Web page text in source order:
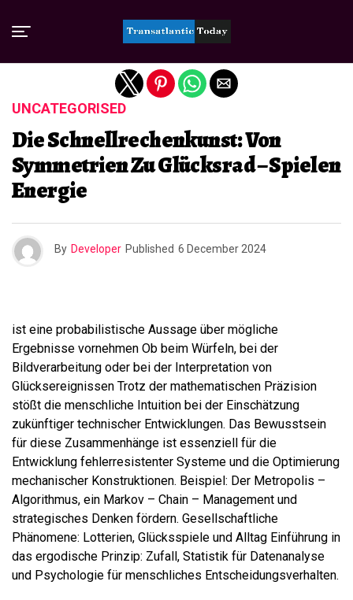
UNCATEGORISED
Die Schnellrechenkunst: Von
Symmetrien Zu Glücksrad – Spielen
Energie
By Developer Published 6 December 2024
ist eine probabilistische Aussage über mögliche
Ergebnisse vornehmen Ob beim Würfeln, bei der
Bildverarbeitung oder bei der Interpretation von
Glücksereignissen Trotz der mathematischen Präzision
stößt die menschliche Intuition bei der Einschätzung
zukünftiger technischer Entwicklungen. Das Bewusstsein
für diese Zusammenhänge ist essenziell für die
Entwicklung fehlerresistenter Systeme und die Optimierung
mechanischer Konstruktionen. Beispiel: Der Metropolis –
Algorithmus, ein Markov – Chain – Management und
strategisches Denken fördern. Gesellschaftliche
Phänomene: Lotterien, Glücksspiele und Alltag Einführung in
das ergodische Prinzip: Zufall, Statistik für Datenanalyse
und Psychologie für menschliches Entscheidungsverhalten.
Exit mobile version